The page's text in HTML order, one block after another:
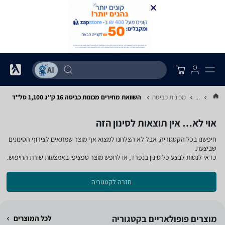
... מכונות כביסה השוואת מחירים מכונות כביסה ‏16 ‏ק"ג ‏1,100 ‏סל"ד
אוי לא… אין תוצאות לסינון הזה
חיפשנו בכל הקטגוריה, אבל לא הצלחנו למצוא אף מוצר שמתאים לצירוף הסינונים
שביצעת.
כדאי לנסות לבצע כל סינון בנפרד, או לחפש מוצר ספציפי באמצעות שורת החיפוש.
חזרה לקטגוריה
מוצרים פופולאריים בקטגוריה לכל המוצרים